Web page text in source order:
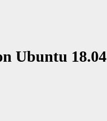
Ubuntu 18.04